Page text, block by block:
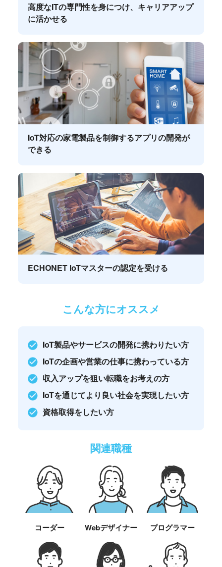
高度なITの専門性を身につけ、キャリアアップ
に活かせる
IoT対応の家電製品を制御するアプリの開発が
できる
ECHONET IoTマスターの認定を受ける
こんな方にオススメ
IoT製品やサービスの開発に携わりたい方
IoTの企画や営業の仕事に携わっている方
収入アップを狙い転職をお考えの方
IoTを通じてより良い社会を実現したい方
資格取得をしたい方
関連職種
コーダー Webデザイナー プログラマー